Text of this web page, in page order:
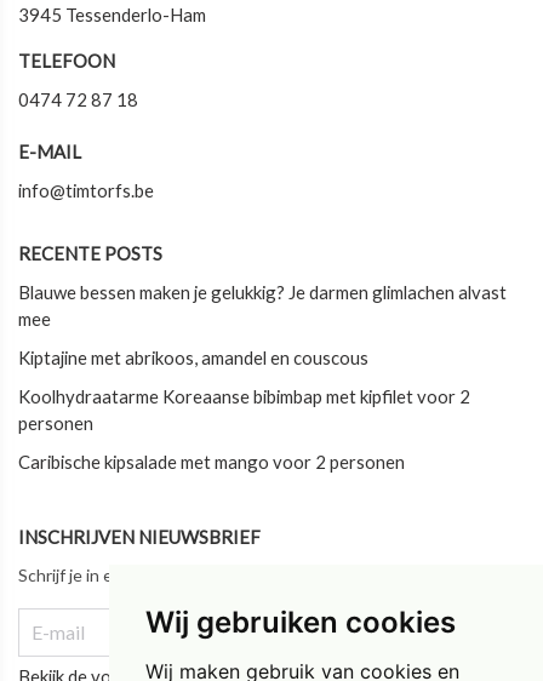
Wij gebruiken cookies
Wij maken gebruik van cookies en
3945 Tessenderlo-Ham
TELEFOON
0474 72 87 18
E-MAIL
info@timtorfs.be
RECENTE POSTS
Blauwe bessen maken je gelukkig? Je darmen glimlachen alvast
mee
Kiptajine met abrikoos, amandel en couscous
Koolhydraatarme Koreaanse bibimbap met kipfilet voor 2
personen
Caribische kipsalade met mango voor 2 personen
INSCHRIJVEN NIEUWSBRIEF
Schrijf je in en blijf als eerste op de hoogte van ons laatste nieuws!
Bekijk de vorige updates